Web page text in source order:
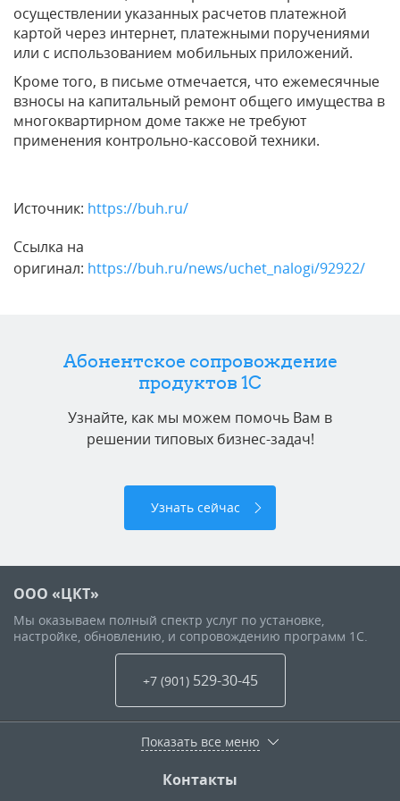
осуществлении указанных расчетов платежной
картой через интернет, платежными поручениями
или с использованием мобильных приложений.
Кроме того, в письме отмечается, что ежемесячные
взносы на капитальный ремонт общего имущества в
многоквартирном доме также не требуют
применения контрольно-кассовой техники.
Источник: https://buh.ru/
Ссылка на
оригинал: https://buh.ru/news/uchet_nalogi/92922/
Абонентское сопровождение
продуктов 1C
Узнайте, как мы можем помочь Вам в
решении типовых бизнес-задач!
Узнать сейчас
ООО «ЦКТ»
Мы оказываем полный спектр услуг по установке,
настройке, обновлению, и сопровождению программ 1С.
+7 (901) 529-30-45
Показать все меню
Контакты